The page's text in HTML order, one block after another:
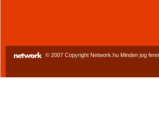
© 2007 Copyright Network.hu Minden jog